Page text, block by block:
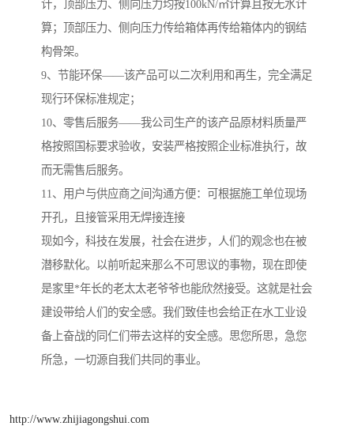
计，顶部压力、侧向压力均按100kN/㎡计算且按无水计
算；顶部压力、侧向压力传给箱体再传给箱体内的钢结
构骨架。
9、节能环保——该产品可以二次利用和再生，完全满足
现行环保标准规定；
10、零售后服务——我公司生产的该产品原材料质量严
格按照国标要求验收，安装严格按照企业标准执行，故
而无需售后服务。
11、用户与供应商之间沟通方便：可根据施工单位现场
开孔，且接管采用无焊接连接
现如今，科技在发展，社会在进步，人们的观念也在被
潜移默化。以前听起来那么不可思议的事物，现在即使
是家里*年长的老太太老爷爷也能欣然接受。这就是社会
建设带给人们的安全感。我们致佳也会给正在水工业设
备上奋战的同仁们带去这样的安全感。思您所思，急您
所急，一切源自我们共同的事业。
http://www.zhijiagongshui.com